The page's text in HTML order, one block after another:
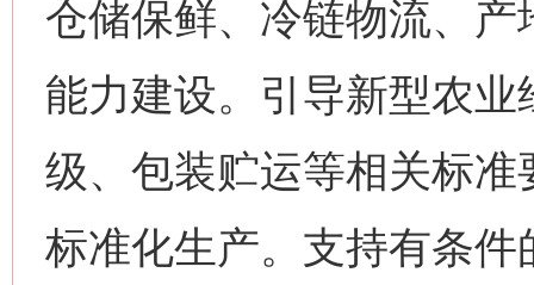
仓储保鲜、冷链物流、
能力建设。引导新型农
级、包装贮运等相关标
标准化生产。支持有条